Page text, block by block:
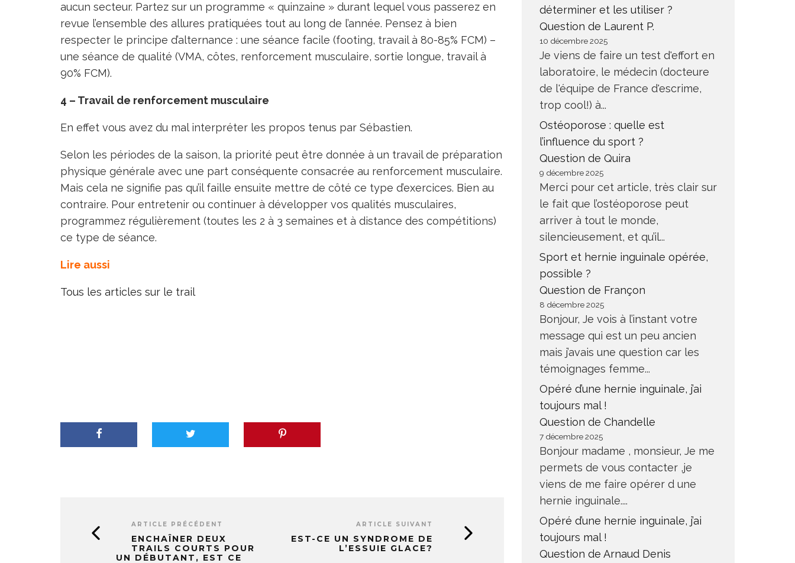
aucun secteur. Partez sur un programme « quinzaine » durant lequel vous passerez en
revue l’ensemble des allures pratiquées tout au long de l’année. Pensez à bien
respecter le principe d’alternance : une séance facile (footing, travail à 80-85% FCM) –
une séance de qualité (VMA, côtes, renforcement musculaire, sortie longue, travail à
90% FCM).
4 – Travail de renforcement musculaire
En effet vous avez du mal interpréter les propos tenus par Sébastien.
Selon les périodes de la saison, la priorité peut être donnée à un travail de préparation
physique générale avec une part conséquente consacrée au renforcement musculaire.
Mais cela ne signifie pas qu’il faille ensuite mettre de côté ce type d’exercices. Bien au
contraire. Pour entretenir ou continuer à développer vos qualités musculaires,
programmez régulièrement (toutes les 2 à 3 semaines et à distance des compétitions)
ce type de séance.
Lire aussi
Tous les articles sur le trail
ARTICLE PRÉCÉDENT
ENCHAÎNER DEUX
TRAILS COURTS POUR
UN DÉBUTANT, EST CE
ARTICLE SUIVANT
EST-CE UN SYNDROME DE
L’ESSUIE GLACE?
déterminer et les utiliser ?
Question de Laurent P.
10 décembre 2025
Je viens de faire un test d'effort en
laboratoire, le médecin (docteure
de l'équipe de France d'escrime,
trop cool!) à...
Ostéoporose : quelle est
l’influence du sport ?
Question de Quira
9 décembre 2025
Merci pour cet article, très clair sur
le fait que l’ostéoporose peut
arriver à tout le monde,
silencieusement, et qu’il...
Sport et hernie inguinale opérée,
possible ?
Question de Françon
8 décembre 2025
Bonjour, Je vois à l’instant votre
message qui est un peu ancien
mais j’avais une question car les
témoignages femme...
Opéré d’une hernie inguinale, j’ai
toujours mal !
Question de Chandelle
7 décembre 2025
Bonjour madame , monsieur, Je me
permets de vous contacter ,je
viens de me faire opérer d une
hernie inguinale....
Opéré d’une hernie inguinale, j’ai
toujours mal !
Question de Arnaud Denis